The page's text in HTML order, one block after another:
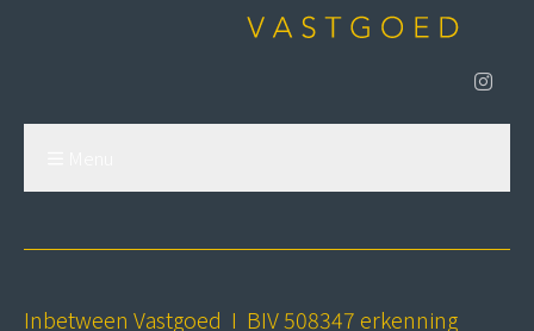
Inbetween Vastgoed I BIV 508347 erkenning